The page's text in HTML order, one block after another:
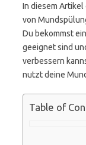
In diesem
von
Du bekommst
geeignet sind
verbessern
nutzt deine
Table of